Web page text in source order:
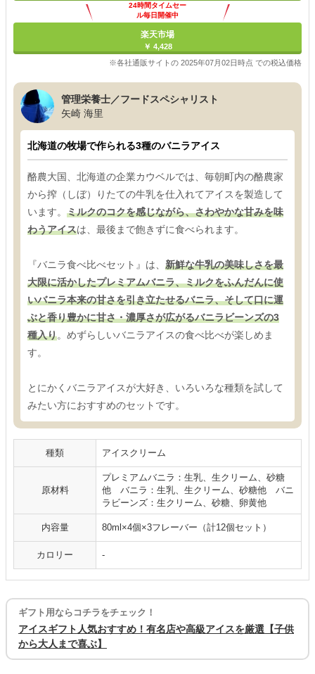
24時間タイムセー
ル毎日開催中
楽天市場
￥ 4,428
※各社通販サイトの 2025年07月02日時点 での税込価格
管理栄養士／フードスペシャリスト
矢崎 海里
北海道の牧場で作られる3種のバニラアイス
酪農大国、北海道の企業カウベルでは、毎朝町内の酪農家
から搾（しぼ）りたての牛乳を仕入れてアイスを製造して
います。 ミルクのコクを感じながら、さわやかな甘みを味
わうアイスは、最後まで飽きずに食べられます。
『バニラ食べ比べセット』は、 新鮮な牛乳の美味しさを最
大限に活かしたプレミアムバニラ、ミルクをふんだんに使
いバニラ本来の甘さを引き立たせるバニラ、そして口に運
ぶと香り豊かに甘さ・濃厚さが広がるバニラビーンズの3
種入り。めずらしいバニラアイスの食べ比べが楽しめま
す。
とにかくバニラアイスが大好き、いろいろな種類を試して
みたい方におすすめのセットです。
種類 アイスクリーム
原材料
プレミアムバニラ：生乳、生クリーム、砂糖
他 バニラ：生乳、生クリーム、砂糖他 バニ
ラビーンズ：生クリーム、砂糖、卵黄他
内容量 80ml×4個×3フレーバー（計12個セット）
カロリー -
ギフト用ならコチラをチェック！
アイスギフト人気おすすめ！有名店や高級アイスを厳選【子供
から大人まで喜ぶ】